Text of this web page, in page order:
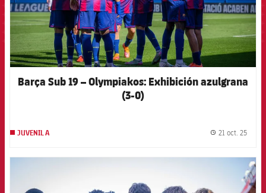
Barça Sub 19 – Olympiakos: Exhibición azulgrana
(3-0)
JUVENIL A 21 oct. 25